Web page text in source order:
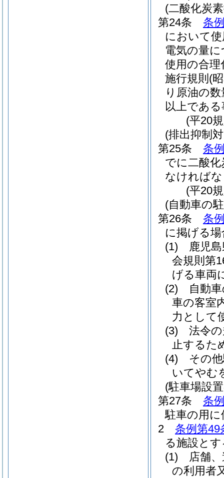
(二酸化炭
第24条
条
において
電気の量
使用の合
施行規則 (
り原油の
以上であ
(平20
(排出抑制
第25条
条
でに二酸
なければ
(平20
(自動車の
第26条
条
に掲げる
(1)
鹿児
会規則第
げる車両
(2)
自動
車の客室
力として
(3)
法令
止するた
(4)
その
いてやむ
(駐車場設
第27条
条
駐車の用
2
条例第49
る施設と
(1)
店舗
の利用者